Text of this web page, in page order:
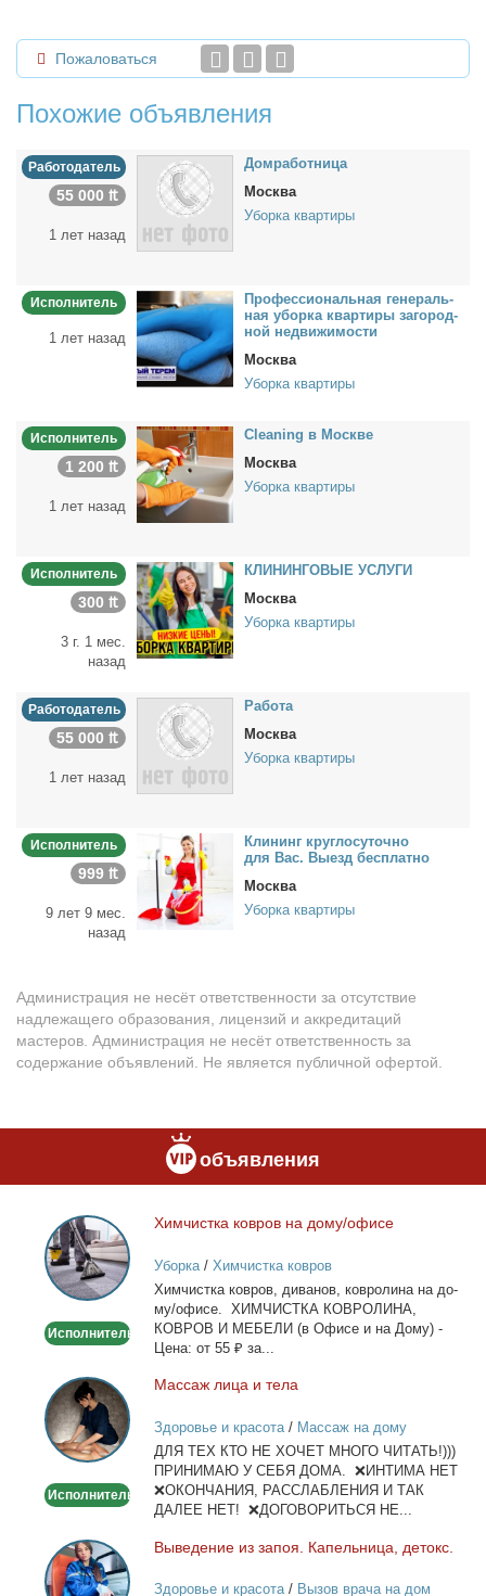
Пожаловаться
Похожие объявления
Работодатель
55 000 ₶
1 лет назад
Дом­ра­бот­ни­ца
Москва
Уборка квартиры
Исполнитель
1 лет назад
Про­фес­сио­наль­ная ге­не­раль­
ная убор­ка квар­ти­ры за­го­род­
ной недви­жи­мо­сти
Москва
Уборка квартиры
Исполнитель
1 200 ₶
1 лет назад
Cleaning в Москве
Москва
Уборка квартиры
Исполнитель
300 ₶
3 г. 1 мес.
назад
КЛИНИНГОВЫЕ УСЛУГИ
Москва
Уборка квартиры
Работодатель
55 000 ₶
1 лет назад
Ра­бо­та
Москва
Уборка квартиры
Исполнитель
999 ₶
9 лет 9 мес.
назад
Кли­нинг круг­ло­су­точ­но
для Вас. Вы­езд бес­плат­но
Москва
Уборка квартиры
Администрация не несёт ответственности за отсутствие
надлежащего образования, лицензий и аккредитаций
мастеров. Администрация не несёт ответственность за
содержание объявлений. Не является публичной офертой.
объявления
Химчистка
ковров
на
дому/
Исполнитель
Хим­чист­ка ков­ров на до­му/офи­се
Уборка/ Химчистка ковров
Хим­чист­ка ков­ров, ди­ва­нов, ков­ро­ли­на на до­
му/офи­се. ХИМЧИСТКА КОВРОЛИНА,
КОВРОВ И МЕБЕЛИ (в Офи­се и на До­му) -
Це­на: от 55 ₽ за...
Массаж
лица
и
тела
Исполнитель
Мас­саж ли­ца и те­ла
Здоровье и красота/ Массаж на дому
ДЛЯ ТЕХ КТО НЕ ХОЧЕТ МНОГО ЧИТАТЬ!)))
ПРИНИМАЮ У СЕБЯ ДОМА. ❌ИНТИМА НЕТ
❌ОКОНЧАНИЯ, РАССЛАБЛЕНИЯ И ТАК
ДАЛЕЕ НЕТ! ❌ДОГОВОРИТЬСЯ НЕ...
Выведение
из
Вы­ве­де­ние из за­поя. Ка­пель­ни­ца, де­токс.
Здоровье и красота/ Вызов врача на дом